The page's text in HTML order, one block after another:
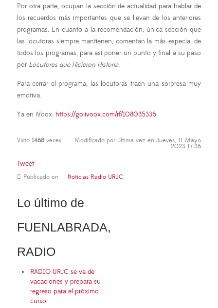
Por otra parte, ocupan la sección de actualidad para hablar de
los recuerdos más importantes que se llevan de los anteriores
programas. En cuanto a la recomendación, única sección que
las locutoras siempre mantienen, comentan la más especial de
todos los programas, para así poner un punto y final a su paso
por Locutores que Hicieron Historia.
Para cerrar el programa, las locutoras traen una sorpresa muy
emotiva.
Ya en iVoox: https://go.ivoox.com/rf/108035336
Visto 1468 veces Modificado por última vez en Jueves, 11 Mayo
2023 17:36
Tweet
Publicado en Noticias Radio URJC
Lo último de
FUENLABRADA,
RADIO
RADIO URJC se va de
vacaciones y prepara su
regreso para el próximo
curso